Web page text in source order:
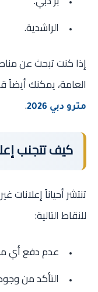
الراشدية.
إذا كنت تبحث عن
العامة، يمكنك أيضاً
مترو دبي 2026 .
كيف تتجنب
تنتشر أحياناً إعلانات
للنقاط التالية:
عدم دفع أي
التأكد من